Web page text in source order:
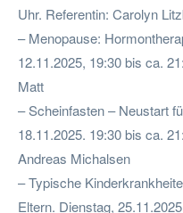
Uhr. Referentin: Carolyn
– Menopause:
12.11.2025, 19:30 bis ca.
Matt
– Scheinfasten – Neustart
18.11.2025. 19:30 bis ca.
Andreas Michalsen
– Typische
Eltern. Dienstag,